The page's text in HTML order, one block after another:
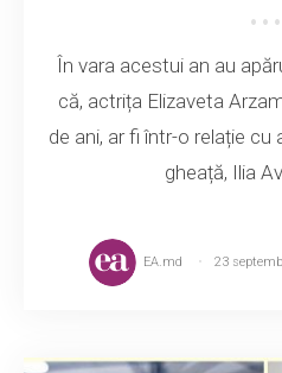
În vara acestui an au
că, actrița Elizaveta
de ani, ar fi într-o relație cu
gheață, Ilia
EA.md 23